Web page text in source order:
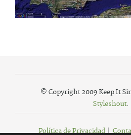
© Copyright 2009 Keep It
Styleshout.
Política de Privacidad|